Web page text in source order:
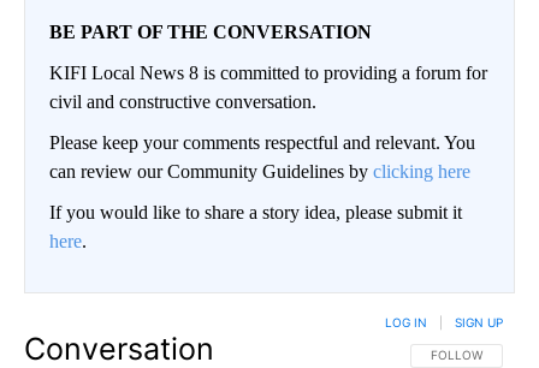
BE PART OF THE CONVERSATION
KIFI Local News 8 is committed to providing a forum for
civil and constructive conversation.
Please keep your comments respectful and relevant. You
can review our Community Guidelines by clicking here
If you would like to share a story idea, please submit it
here.
Conversation FOLLOW THIS
FOLLOW
LOG IN SIGN UP